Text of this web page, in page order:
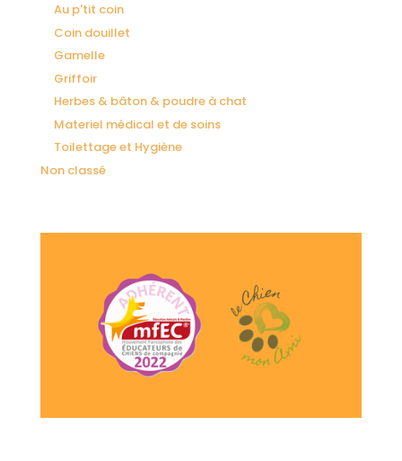
Au p'tit coin
Coin douillet
Gamelle
Griffoir
Herbes & bâton & poudre à chat
Materiel médical et de soins
Toilettage et Hygiène
Non classé